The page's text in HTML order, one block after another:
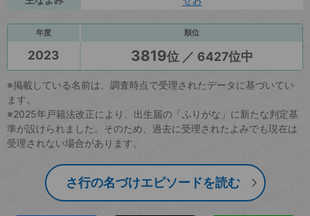
年度 順位
2023 3819位 ／ 6427位中
※掲載している名前は、調査時点で受理されたデータに基づいてい
ます。
※2025年戸籍法改正により、出生届の「ふりがな」に新たな判定基
準が設けられました。そのため、過去に受理されたよみでも現在は
受理されない場合があります。
さ行の名づけエピソードを読む